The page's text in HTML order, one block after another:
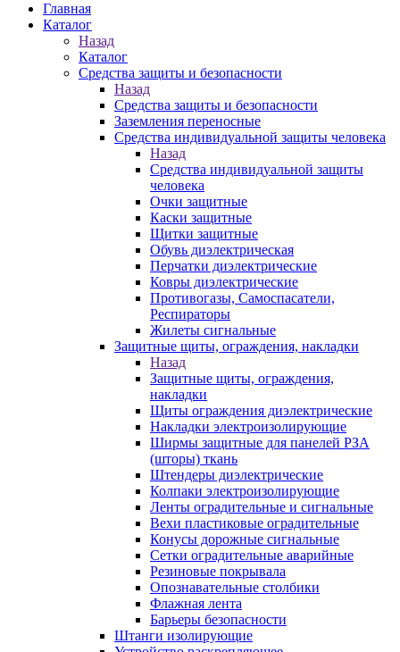
Главная
Каталог
Назад
Каталог
Средства защиты и безопасности
Назад
Средства защиты и безопасности
Заземления переносные
Средства индивидуальной защиты человека
Назад
Средства индивидуальной защиты
человека
Очки защитные
Каски защитные
Щитки защитные
Обувь диэлектрическая
Перчатки диэлектрические
Ковры диэлектрические
Противогазы, Самоспасатели,
Респираторы
Жилеты сигнальные
Защитные щиты, ограждения, накладки
Назад
Защитные щиты, ограждения,
накладки
Щиты ограждения диэлектрические
Накладки электроизолирующие
Ширмы защитные для панелей РЗА
(шторы) ткань
Штендеры диэлектрические
Колпаки электроизолирующие
Ленты оградительные и сигнальные
Вехи пластиковые оградительные
Конусы дорожные сигнальные
Сетки оградительные аварийные
Резиновые покрывала
Опознавательные столбики
Флажная лента
Барьеры безопасности
Штанги изолирующие